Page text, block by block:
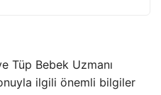
Tüp Bebek Uzmanı
ilgili önemli bilgiler